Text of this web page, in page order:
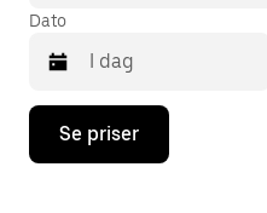
Dato
Trykk
piltast
Se priser